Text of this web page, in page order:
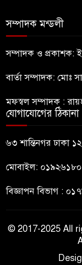
৮
৯
১০
সম্পাদক মন্ডলী
সম্পাদক ও প্রকাশক:
বার্তা সম্পাদক: মোঃ
মফস্বল সম্পাদক :
যোগাযোগের ঠিকানা
৬৩ শান্তিনগর ঢাকা
মোবাইল:
বিজ্ঞাপন বিভাগ :
© 2017-2025 All